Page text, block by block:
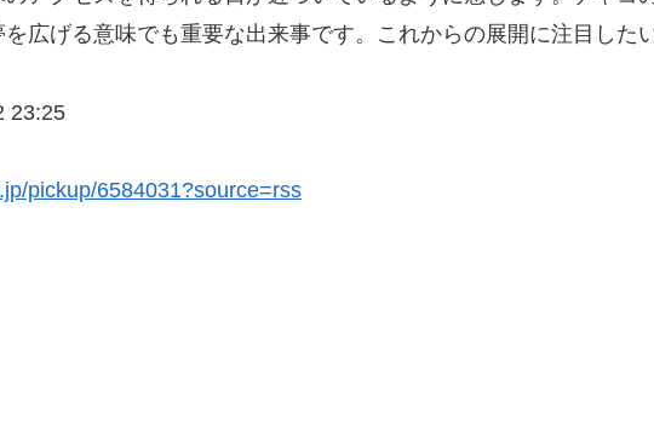
広げる意味でも重要な出来事です。これからの展開に注目した
23:25
pickup/6584031?source=rss